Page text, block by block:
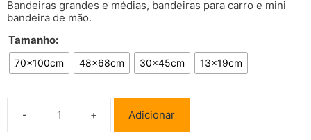
Bandeiras grandes e médias, bandeiras para carro e mini
bandeira de mão.
Tamanho:
70x100cm 48x68cm 30x45cm 13x19cm
-
Quantidade
de
+ Adicionar